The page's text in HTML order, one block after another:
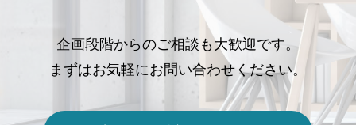
企画段階からのご相談も大歓迎です。
まずはお気軽にお問い合わせください。